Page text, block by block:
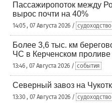
Пассажиропоток между
вырос почти на 40%
14:05 , 07 Августа 2026 / судоходство
Более 3,6 тыс. км
ЧС в Керченском проливе
13:46 , 07 Августа 2026 / события
Северный завоз на
13:30 , 07 Августа 2026 / судоходство